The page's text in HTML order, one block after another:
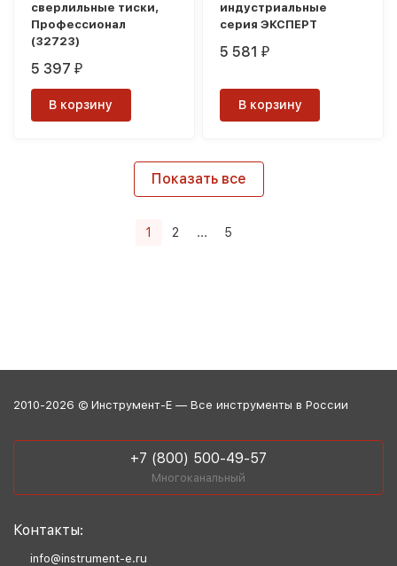
сверлильные тиски,
Профессионал
(32723)
5 397₽
В корзину
индустриальные
серия ЭКСПЕРТ
5 581₽
В корзину
Показать все
1 2 ... 5
2010-2026 © Инструмент-Е — Все инструменты в России
+7 (800) 500-49-57
Многоканальный
Контакты:
info@instrument-e.ru